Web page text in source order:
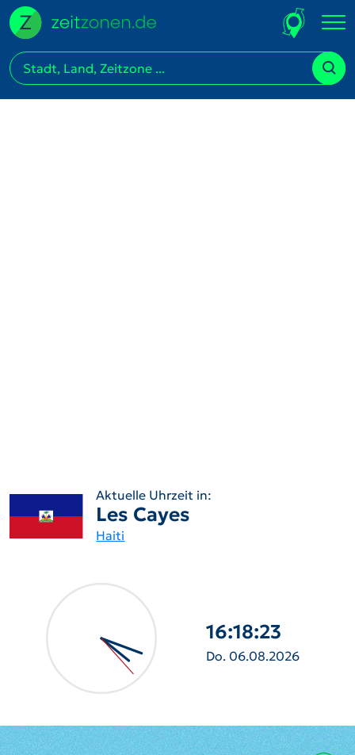
Aktuelle Uhrzeit in:
Les Cayes
Haiti
16:18:25
Do. 06.08.2026